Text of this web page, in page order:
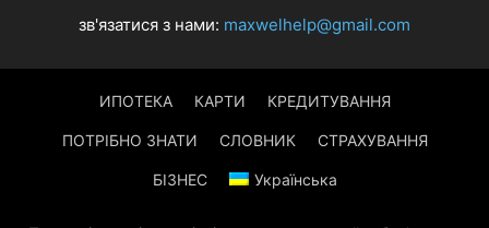
зв'язатися з нами: maxwelhelp@gmail.com
ИПОТЕКА КАРТИ КРЕДИТУВАННЯ
ПОТРІБНО ЗНАТИ СЛОВНИК СТРАХУВАННЯ
БІЗНЕС Українська